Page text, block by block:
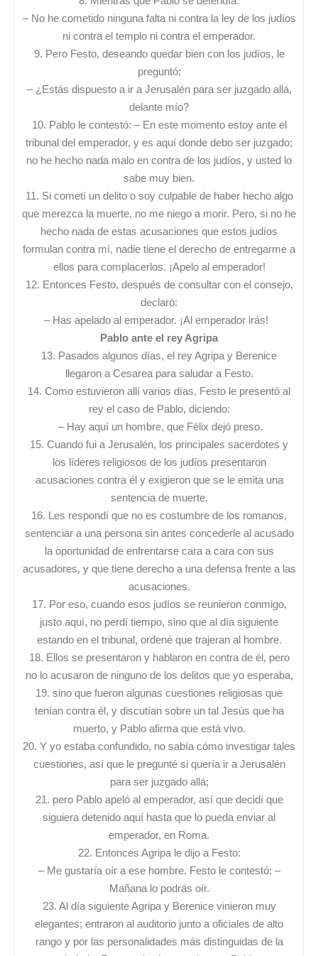
– No he cometido ninguna falta ni contra la ley de los judíos
ni contra el templo ni contra el emperador.
9. Pero Festo, deseando quedar bien con los judíos, le
preguntó:
– ¿Estás dispuesto a ir a Jerusalén para ser juzgado allá,
delante mío?
10. Pablo le contestó: – En este momento estoy ante el
tribunal del emperador, y es aquí donde debo ser juzgado;
no he hecho nada malo en contra de los judíos, y usted lo
sabe muy bien.
11. Si cometí un delito o soy culpable de haber hecho algo
que merezca la muerte, no me niego a morir. Pero, si no he
hecho nada de estas acusaciones que estos judíos
formulan contra mí, nadie tiene el derecho de entregarme a
ellos para complacerlos. ¡Apelo al emperador!
12. Entonces Festo, después de consultar con el consejo,
declaró:
– Has apelado al emperador. ¡Al emperador irás!
Pablo ante el rey Agripa
13. Pasados algunos días, el rey Agripa y Berenice
llegaron a Cesarea para saludar a Festo.
14. Como estuvieron allí varios días, Festo le presentó al
rey el caso de Pablo, diciendo:
– Hay aquí un hombre, que Félix dejó preso.
15. Cuando fui a Jerusalén, los principales sacerdotes y
los líderes religiosos de los judíos presentaron
acusaciones contra él y exigieron que se le emita una
sentencia de muerte.
16. Les respondí que no es costumbre de los romanos,
sentenciar a una persona sin antes concederle al acusado
la oportunidad de enfrentarse cara a cara con sus
acusadores, y que tiene derecho a una defensa frente a las
acusaciones.
17. Por eso, cuando esos judíos se reunieron conmigo,
justo aquí, no perdí tiempo, sino que al día siguiente
estando en el tribunal, ordené que trajeran al hombre.
18. Ellos se presentaron y hablaron en contra de él, pero
no lo acusaron de ninguno de los delitos que yo esperaba,
19. sino que fueron algunas cuestiones religiosas que
tenían contra él, y discutían sobre un tal Jesús que ha
muerto, y Pablo afirma que está vivo.
20. Y yo estaba confundido, no sabía cómo investigar tales
cuestiones, así que le pregunté si quería ir a Jerusalén
para ser juzgado allá;
21. pero Pablo apeló al emperador, así que decidí que
siguiera detenido aquí hasta que lo pueda enviar al
emperador, en Roma.
22. Entonces Agripa le dijo a Festo:
– Me gustaría oír a ese hombre. Festo le contestó: –
Mañana lo podrás oír.
23. Al día siguiente Agripa y Berenice vinieron muy
elegantes; entraron al auditorio junto a oficiales de alto
rango y por las personalidades más distinguidas de la